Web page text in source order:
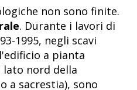
non sono finite.
. Durante i lavori di
1995, negli scavi
a pianta
lato nord della
a sacrestia), sono